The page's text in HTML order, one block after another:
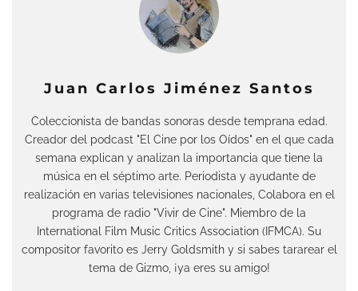
Juan Carlos Jiménez Santos
Coleccionista de bandas sonoras desde temprana edad.
Creador del podcast "El Cine por los Oídos" en el que cada
semana explican y analizan la importancia que tiene la
música en el séptimo arte. Periodista y ayudante de
realización en varias televisiones nacionales, Colabora en el
programa de radio "Vivir de Cine". Miembro de la
International Film Music Critics Association (IFMCA). Su
compositor favorito es Jerry Goldsmith y si sabes tararear el
tema de Gizmo, ¡ya eres su amigo!